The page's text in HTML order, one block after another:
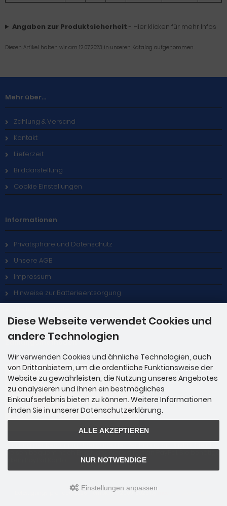
Angaben zur Produktsicherheit - Hier klicken für mehr Infos
Diesen Artikel haben wir am 12.07.2023 in unseren Katalog aufgenommen.
Mehr über...
Zahlung & Versand
Kontakt
Lieferzeit
Bilddarstellung
Cookie Einstellungen
Informationen
Privatsphäre und Datenschutz
Unsere AGB
Impressum
Hinweise zur Batterieentsorgung
Zahlungsmethoden
weisen bequem nach Erhalt der Ware direkt an PayPal. Sie benötige
befestigungs-profi.de © 2026 | Template © 2009-2026 by
Diese Webseite verwendet Cookies und
andere Technologien
Wir verwenden Cookies und ähnliche Technologien, auch
von Drittanbietern, um die ordentliche Funktionsweise der
Website zu gewährleisten, die Nutzung unseres Angebotes
zu analysieren und Ihnen ein bestmögliches
Einkaufserlebnis bieten zu können. Weitere Informationen
finden Sie in unserer Datenschutzerklärung.
ALLE AKZEPTIEREN
NUR NOTWENDIGE
Einstellungen anpassen